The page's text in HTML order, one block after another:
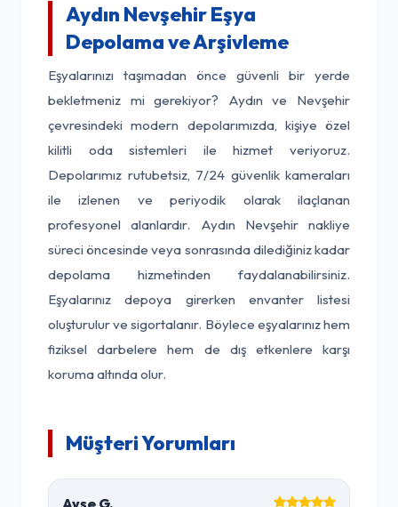
Aydın Nevşehir Eşya
Depolama ve Arşivleme
Eşyalarınızı taşımadan önce güvenli bir yerde
bekletmeniz mi gerekiyor? Aydın ve Nevşehir
çevresindeki modern depolarımızda, kişiye özel
kilitli oda sistemleri ile hizmet veriyoruz.
Depolarımız rutubetsiz, 7/24 güvenlik kameraları
ile izlenen ve periyodik olarak ilaçlanan
profesyonel alanlardır. Aydın Nevşehir nakliye
süreci öncesinde veya sonrasında dilediğiniz kadar
depolama hizmetinden faydalanabilirsiniz.
Eşyalarınız depoya girerken envanter listesi
oluşturulur ve sigortalanır. Böylece eşyalarınız hem
fiziksel darbelere hem de dış etkenlere karşı
koruma altında olur.
Müşteri Yorumları
Ayşe G.